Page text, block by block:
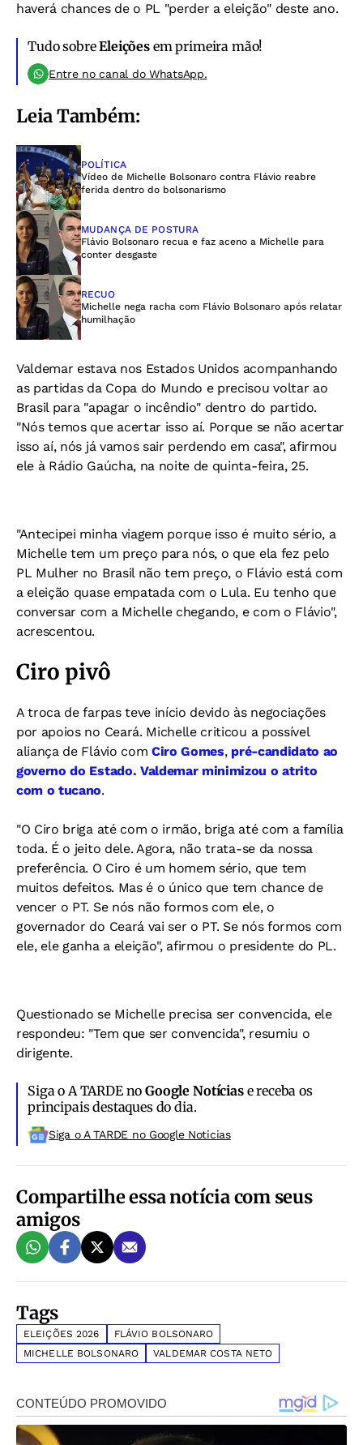
haverá chances de o PL "perder a eleição" deste ano.
Tudo sobreEleiçõesem primeira mão!
Entre no canal do WhatsApp.
Leia Também:
POLÍTICA
Vídeo de Michelle Bolsonaro contra Flávio reabre
ferida dentro do bolsonarismo
MUDANÇA DE POSTURA
Flávio Bolsonaro recua e faz aceno a Michelle para
conter desgaste
RECUO
Michelle nega racha com Flávio Bolsonaro após relatar
humilhação
Valdemar estava nos Estados Unidos acompanhando
as partidas da Copa do Mundo e precisou voltar ao
Brasil para "apagar o incêndio" dentro do partido.
"Nós temos que acertar isso aí. Porque se não acertar
isso aí, nós já vamos sair perdendo em casa", afirmou
ele à Rádio Gaúcha, na noite de quinta-feira, 25.
"Antecipei minha viagem porque isso é muito sério, a
Michelle tem um preço para nós, o que ela fez pelo
PL Mulher no Brasil não tem preço, o Flávio está com
a eleição quase empatada com o Lula. Eu tenho que
conversar com a Michelle chegando, e com o Flávio",
acrescentou.
Ciro pivô
A troca de farpas teve início devido às negociações
por apoios no Ceará. Michelle criticou a possível
aliança de Flávio com Ciro Gomes, pré-candidato ao
governo do Estado. Valdemar minimizou o atrito
com o tucano.
"O Ciro briga até com o irmão, briga até com a família
toda. É o jeito dele. Agora, não trata-se da nossa
preferência. O Ciro é um homem sério, que tem
muitos defeitos. Mas é o único que tem chance de
vencer o PT. Se nós não formos com ele, o
governador do Ceará vai ser o PT. Se nós formos com
ele, ele ganha a eleição", afirmou o presidente do PL.
Questionado se Michelle precisa ser convencida, ele
respondeu: "Tem que ser convencida", resumiu o
dirigente.
Siga o A TARDE noGoogle Notíciase receba os
principais destaques do dia.
Siga o A TARDE no Google Noticias
Compartilhe essa notícia com seus
amigos
Tags
ELEIÇÕES 2026
FLÁVIO BOLSONARO
MICHELLE BOLSONARO
VALDEMAR COSTA NETO